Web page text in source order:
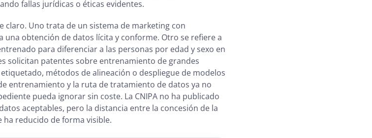
fallas jurídicas o éticas evidentes.
claro. Uno trata de un sistema de marketing con
obtención de datos lícita y conforme. Otro se refiere a
para diferenciar a las personas por edad y sexo en
solicitan patentes sobre entrenamiento de grandes
métodos de alineación o despliegue de modelos
entrenamiento y la ruta de tratamiento de datos ya no
pueda ignorar sin coste. La CNIPA no ha publicado
aceptables, pero la distancia entre la concesión de la
ha reducido de forma visible.